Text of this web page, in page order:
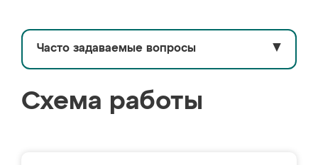
Часто задаваемые вопросы ▼
Схема работы